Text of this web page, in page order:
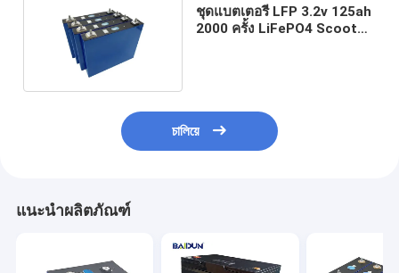
ชุดแบตเตอรี่ LFP 3.2v 125ah
2000 ครั้ง LiFePO4 Scooter
চালিয়ে
แนะนำผลิตภัณฑ์